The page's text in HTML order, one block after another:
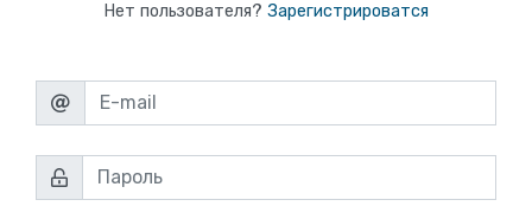
Нет пользователя? Зарегистрироватся